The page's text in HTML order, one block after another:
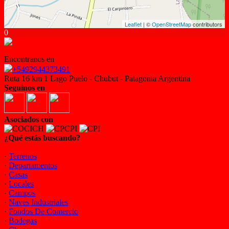
Leaflet | ©OpenStreetMapcontributors
0
Encontranos en
+5492944373491
Ruta 16 km 1 Lago Puelo - Chubut - Patagonia Argentina
Seguinos en
Asociados con
¿Qué estás buscando?
· Terrenos
· Departamentos
· Casas
· Locales
· Campos
· Naves Industriales
· Fondos De Comercio
· Bodegas